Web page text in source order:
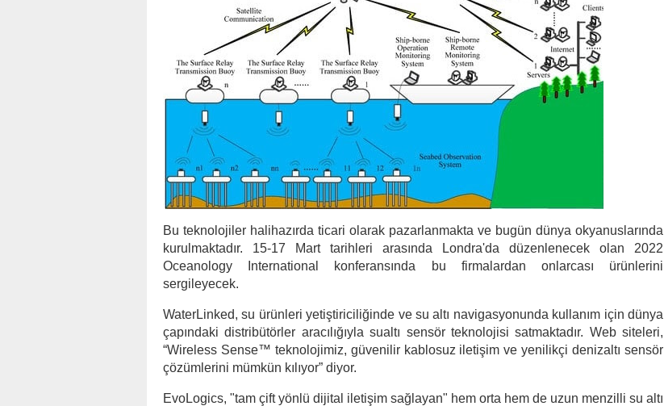
Bu teknolojiler halihazırda ticari olarak pazarlanmakta ve bugün dünya okyanuslarında
kurulmaktadır. 15-17 Mart tarihleri ​​arasında Londra'da düzenlenecek olan 2022
Oceanology International konferansında bu firmalardan onlarcası ürünlerini
sergileyecek.
WaterLinked, su ürünleri yetiştiriciliğinde ve su altı navigasyonunda kullanım için dünya
çapındaki distribütörler aracılığıyla sualtı sensör teknolojisi satmaktadır. Web siteleri,
“Wireless Sense™ teknolojimiz, güvenilir kablosuz iletişim ve yenilikçi denizaltı sensör
çözümlerini mümkün kılıyor” diyor.
EvoLogics, "tam çift yönlü dijital iletişim sağlayan" hem orta hem de uzun menzilli su altı